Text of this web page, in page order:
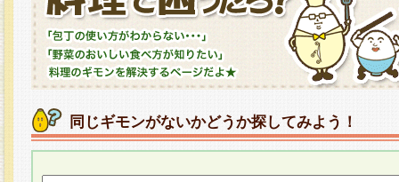
同じギモンがないかどうか探してみよう！